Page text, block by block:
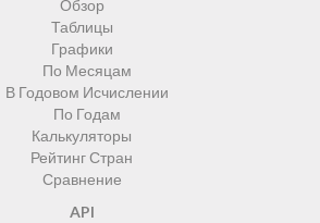
Обзор
Таблицы
Графики
По Месяцам
В Годовом Исчислении
По Годам
Калькуляторы
Рейтинг Стран
Сравнение
API